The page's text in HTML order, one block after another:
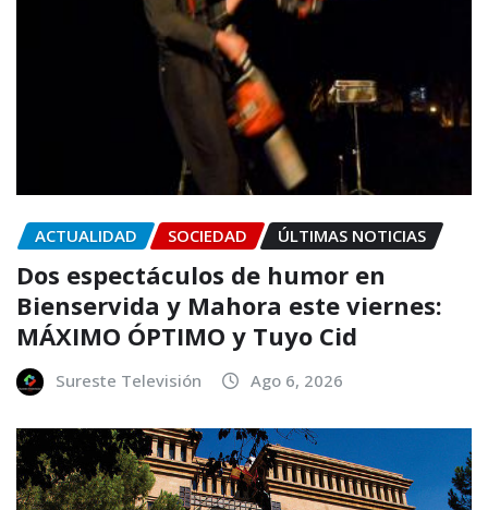
ACTUALIDAD SOCIEDAD ÚLTIMAS NOTICIAS
Dos espectáculos de humor en
Bienservida y Mahora este viernes:
MÁXIMO ÓPTIMO y Tuyo Cid
Sureste Televisión Ago 6, 2026